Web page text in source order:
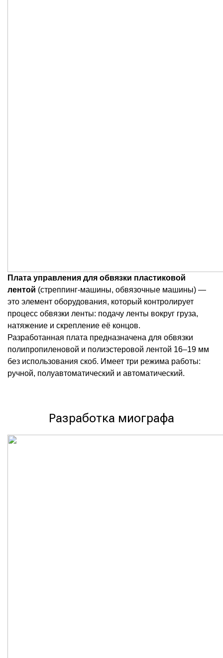
Плата управления для обвязки пластиковой
лентой (стреппинг-машины, обвязочные машины) —
это элемент оборудования, который контролирует
процесс обвязки ленты: подачу ленты вокруг груза,
натяжение и скрепление её концов.
Разработанная плата предназначена для обвязки
полипропиленовой и полиэстеровой лентой 16–19 мм
без использования скоб. Имеет три режима работы:
ручной, полуавтоматический и автоматический.
Разработка миографа